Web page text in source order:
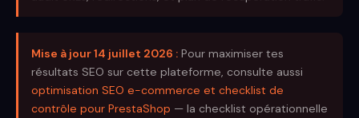
Mise à jour 14 juillet 2026 : Pour maximiser tes
résultats SEO sur cette plateforme, consulte aussi
optimisation SEO e-commerce et checklist de
contrôle pour PrestaShop — la checklist opérationnelle